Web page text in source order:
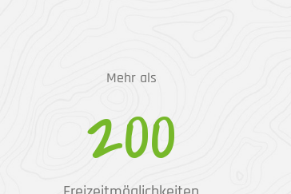
Mehr als
200